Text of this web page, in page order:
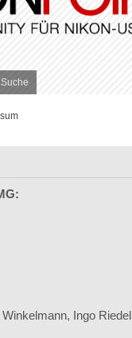
Suche
Ingo Riedel